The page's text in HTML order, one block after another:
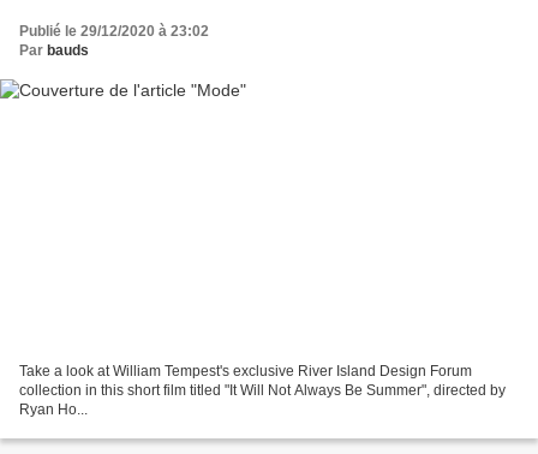
Publié le 29/12/2020 à 23:02
Par bauds
Take a look at William Tempest's exclusive River Island Design Forum
collection in this short film titled "It Will Not Always Be Summer", directed by
Ryan Ho...